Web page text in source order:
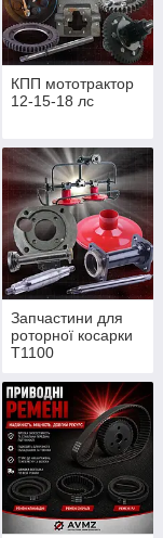
КПП мототрактор
12-15-18 лс
Запчастини для
роторної косарки
Т1100